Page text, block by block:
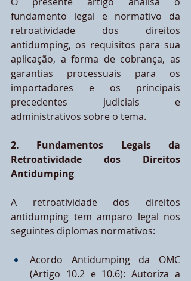
fundamento legal e normativo da
retroatividade dos direitos
antidumping, os requisitos para sua
aplicação, a forma de cobrança, as
garantias processuais para os
importadores e os principais
precedentes judiciais e
administrativos sobre o tema.
2. Fundamentos Legais da
Retroatividade dos Direitos
Antidumping
A retroatividade dos direitos
antidumping tem amparo legal nos
seguintes diplomas normativos:
Acordo Antidumping da OMC
(Artigo 10.2 e 10.6): Autoriza a